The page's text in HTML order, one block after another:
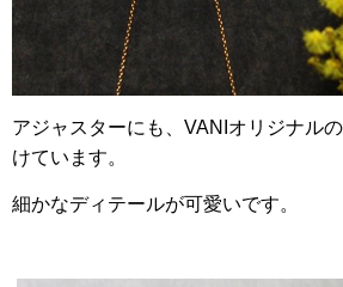
アジャスターにも、VANIオリジナル
けています。
細かなディテールが可愛いです。